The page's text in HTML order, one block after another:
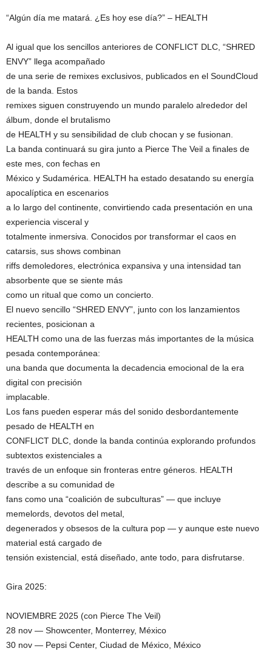
“Algún día me matará. ¿Es hoy ese día?” – HEALTH
Al igual que los sencillos anteriores de CONFLICT DLC, “SHRED
ENVY” llega acompañado
de una serie de remixes exclusivos, publicados en el SoundCloud
de la banda. Estos
remixes siguen construyendo un mundo paralelo alrededor del
álbum, donde el brutalismo
de HEALTH y su sensibilidad de club chocan y se fusionan.
La banda continuará su gira junto a Pierce The Veil a finales de
este mes, con fechas en
México y Sudamérica. HEALTH ha estado desatando su energía
apocalíptica en escenarios
a lo largo del continente, convirtiendo cada presentación en una
experiencia visceral y
totalmente inmersiva. Conocidos por transformar el caos en
catarsis, sus shows combinan
riffs demoledores, electrónica expansiva y una intensidad tan
absorbente que se siente más
como un ritual que como un concierto.
El nuevo sencillo “SHRED ENVY”, junto con los lanzamientos
recientes, posicionan a
HEALTH como una de las fuerzas más importantes de la música
pesada contemporánea:
una banda que documenta la decadencia emocional de la era
digital con precisión
implacable.
Los fans pueden esperar más del sonido desbordantemente
pesado de HEALTH en
CONFLICT DLC, donde la banda continúa explorando profundos
subtextos existenciales a
través de un enfoque sin fronteras entre géneros. HEALTH
describe a su comunidad de
fans como una “coalición de subculturas” — que incluye
memelords, devotos del metal,
degenerados y obsesos de la cultura pop — y aunque este nuevo
material está cargado de
tensión existencial, está diseñado, ante todo, para disfrutarse.
Gira 2025:
NOVIEMBRE 2025 (con Pierce The Veil)
28 nov — Showcenter, Monterrey, México
30 nov — Pepsi Center, Ciudad de México, México